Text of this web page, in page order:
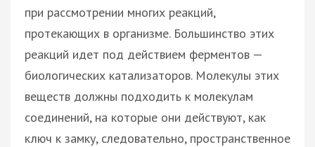
при рассмотрении многих реакций,
протекающих в организме. Большинство этих
реакций идет под действием ферментов —
биологических катализаторов. Молекулы этих
веществ должны подходить к молекулам
соединений, на которые они действуют, как
ключ к замку, следовательно, пространственное